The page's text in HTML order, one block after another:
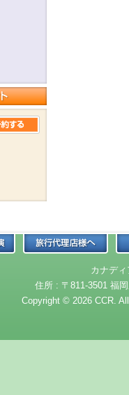
カナデ
住所 : 〒811-3501 福
Copyright © 2026 CCR.